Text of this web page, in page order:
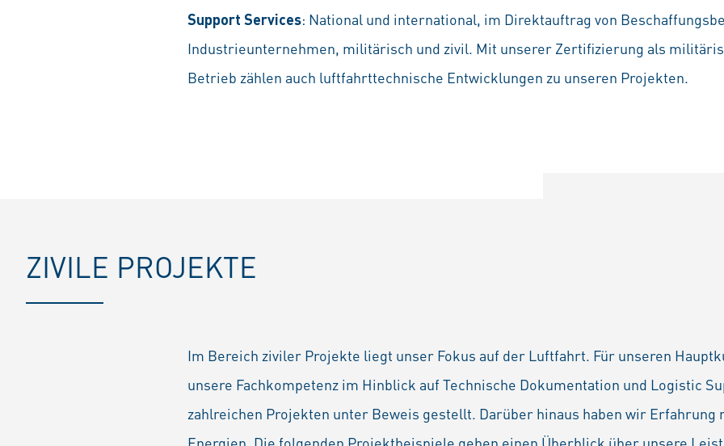
Support Services: National und international, im Direktauftrag von
Industrieunternehmen, militärisch und zivil. Mit unserer Zertifizierung als
Betrieb zählen auch luftfahrttechnische Entwicklungen zu unseren Projekten.
ZIVILE PROJEKTE
Im Bereich ziviler Projekte liegt unser Fokus auf der Luftfahrt. Für unseren
unsere Fachkompetenz im Hinblick auf Technische Dokumentation und Logistic
zahlreichen Projekten unter Beweis gestellt. Darüber hinaus haben wir Erfahrung